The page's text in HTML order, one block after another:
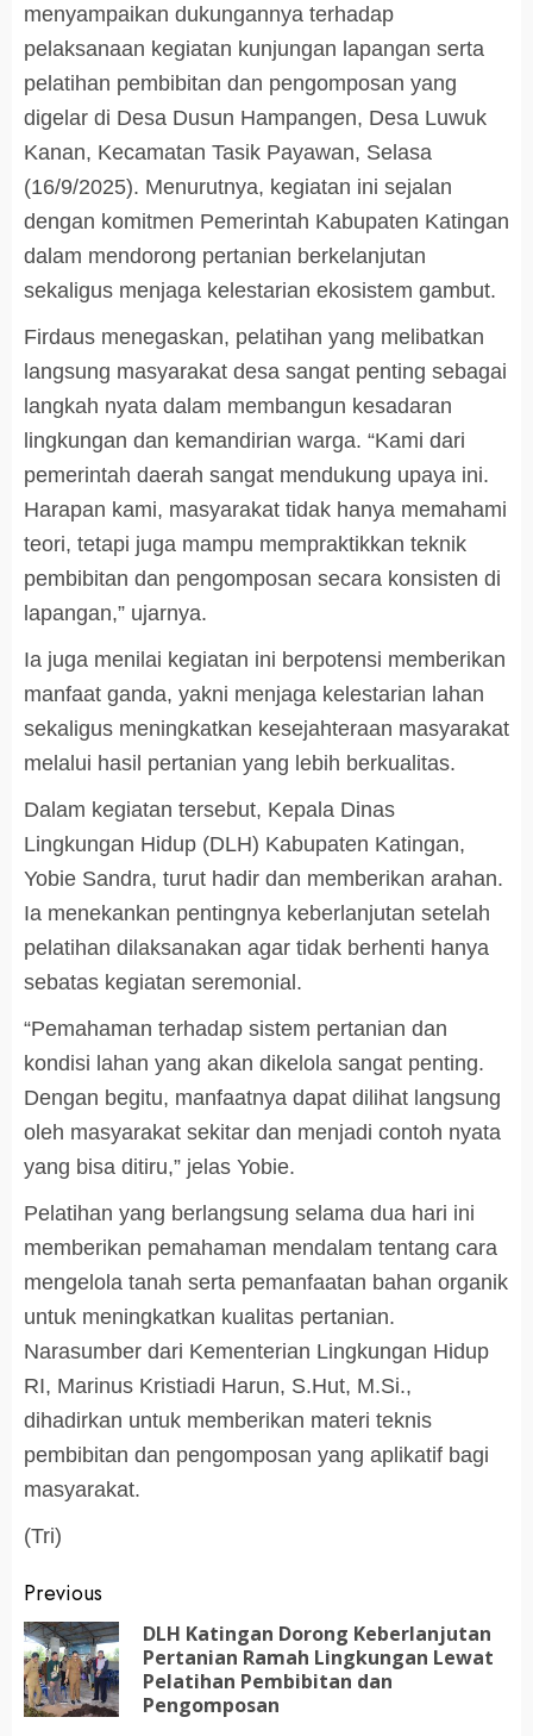
menyampaikan dukungannya terhadap
pelaksanaan kegiatan kunjungan lapangan serta
pelatihan pembibitan dan pengomposan yang
digelar di Desa Dusun Hampangen, Desa Luwuk
Kanan, Kecamatan Tasik Payawan, Selasa
(16/9/2025). Menurutnya, kegiatan ini sejalan
dengan komitmen Pemerintah Kabupaten Katingan
dalam mendorong pertanian berkelanjutan
sekaligus menjaga kelestarian ekosistem gambut.
Firdaus menegaskan, pelatihan yang melibatkan
langsung masyarakat desa sangat penting sebagai
langkah nyata dalam membangun kesadaran
lingkungan dan kemandirian warga. “Kami dari
pemerintah daerah sangat mendukung upaya ini.
Harapan kami, masyarakat tidak hanya memahami
teori, tetapi juga mampu mempraktikkan teknik
pembibitan dan pengomposan secara konsisten di
lapangan,” ujarnya.
Ia juga menilai kegiatan ini berpotensi memberikan
manfaat ganda, yakni menjaga kelestarian lahan
sekaligus meningkatkan kesejahteraan masyarakat
melalui hasil pertanian yang lebih berkualitas.
Dalam kegiatan tersebut, Kepala Dinas
Lingkungan Hidup (DLH) Kabupaten Katingan,
Yobie Sandra, turut hadir dan memberikan arahan.
Ia menekankan pentingnya keberlanjutan setelah
pelatihan dilaksanakan agar tidak berhenti hanya
sebatas kegiatan seremonial.
“Pemahaman terhadap sistem pertanian dan
kondisi lahan yang akan dikelola sangat penting.
Dengan begitu, manfaatnya dapat dilihat langsung
oleh masyarakat sekitar dan menjadi contoh nyata
yang bisa ditiru,” jelas Yobie.
Pelatihan yang berlangsung selama dua hari ini
memberikan pemahaman mendalam tentang cara
mengelola tanah serta pemanfaatan bahan organik
untuk meningkatkan kualitas pertanian.
Narasumber dari Kementerian Lingkungan Hidup
RI, Marinus Kristiadi Harun, S.Hut, M.Si.,
dihadirkan untuk memberikan materi teknis
pembibitan dan pengomposan yang aplikatif bagi
masyarakat.
(Tri)
Post
navigation
Previous
DLH Katingan Dorong Keberlanjutan
Pertanian Ramah Lingkungan Lewat
Pelatihan Pembibitan dan
Pengomposan